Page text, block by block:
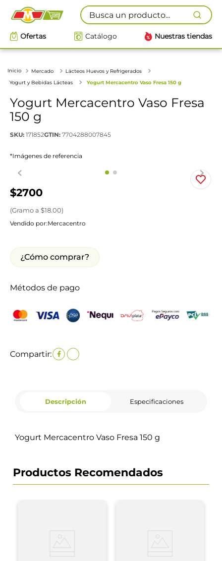
Busca un producto...
Ofertas Catálogo Nuestras tiendas
Mercado
Lácteos Huevos y Refrigerados
Yogurt y Bebidas Lácteas
Yogurt Mercacentro Vaso Fresa 150 g
Yogurt Mercacentro Vaso Fresa
150 g
SKU: 171852GTIN: 7704288007845
*Imágenes de referencia
$2700
(Gramoa $18.00)
Vendido por:Mercacentro
¿Cómo comprar?
Métodos de pago
Compartir:
Descripción Especificaciones
Yogurt Mercacentro Vaso Fresa 150 g
Productos Recomendados